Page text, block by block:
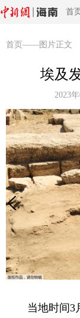
首页
首页 ——图片正文
埃及
2023
当地时间3月